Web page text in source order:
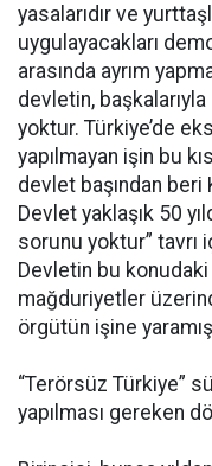
yasalarıdır ve
uygulayacakları
arasında ayrım
devletin,
yoktur. Türkiye’de
yapılmayan işin bu
devlet başından
Devlet yaklaşık 50
sorunu yoktur” tavrı
Devletin bu
mağduriyetler
örgütün işine
“Terörsüz Türkiye”
yapılması gereken